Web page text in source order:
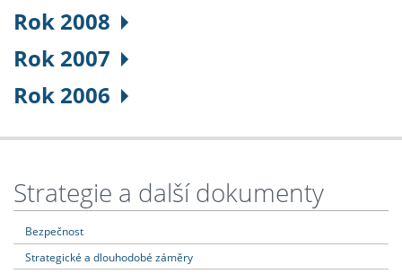
Rok 2008
Rok 2007
Rok 2006
Strategie a další dokumenty
Bezpečnost
Strategické a dlouhodobé záměry